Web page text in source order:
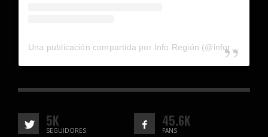
5K
SEGUIDORES
45.6K
FANS